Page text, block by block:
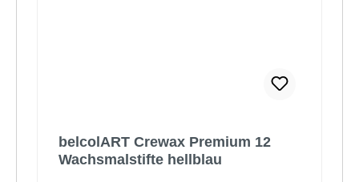
belcolART Crewax Premium 12
Wachsmalstifte hellblau